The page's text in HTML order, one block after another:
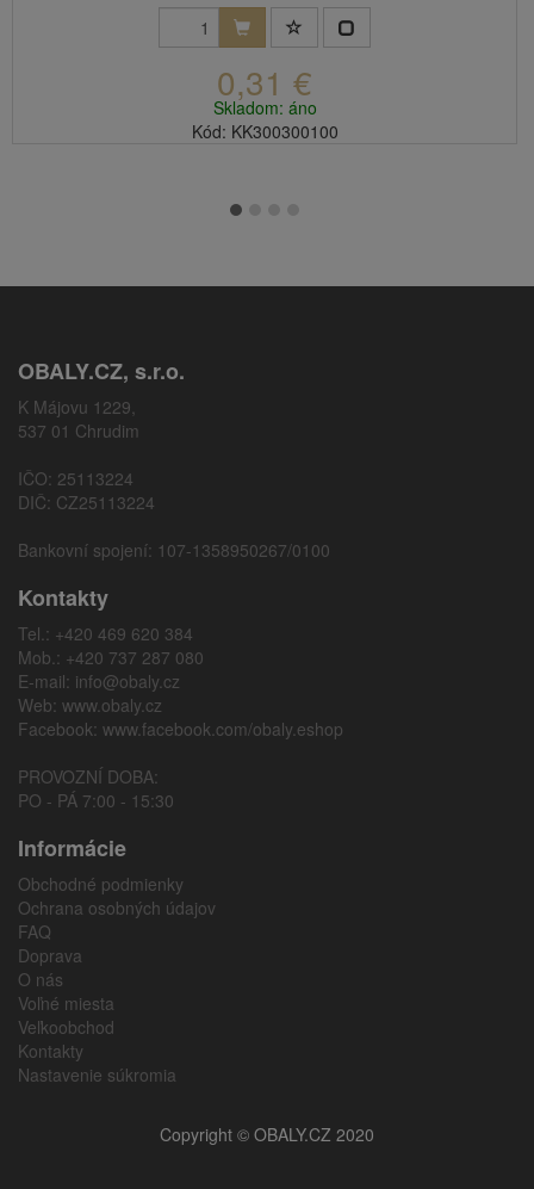
0,31 €
Skladom: áno
Kód: KK300300100
OBALY.CZ, s.r.o.
K Májovu 1229,
537 01 Chrudim
IČO: 25113224
DIČ: CZ25113224
Bankovní spojení: 107-1358950267/0100
Kontakty
Tel.: +420 469 620 384
Mob.: +420 737 287 080
E-mail: info@obaly.cz
Web: www.obaly.cz
Facebook: www.facebook.com/obaly.eshop
PROVOZNÍ DOBA:
PO - PÁ 7:00 - 15:30
Informácie
Obchodné podmienky
Ochrana osobných údajov
FAQ
Doprava
O nás
Voľné miesta
Veľkoobchod
Kontakty
Nastavenie súkromia
Copyright © OBALY.CZ 2020